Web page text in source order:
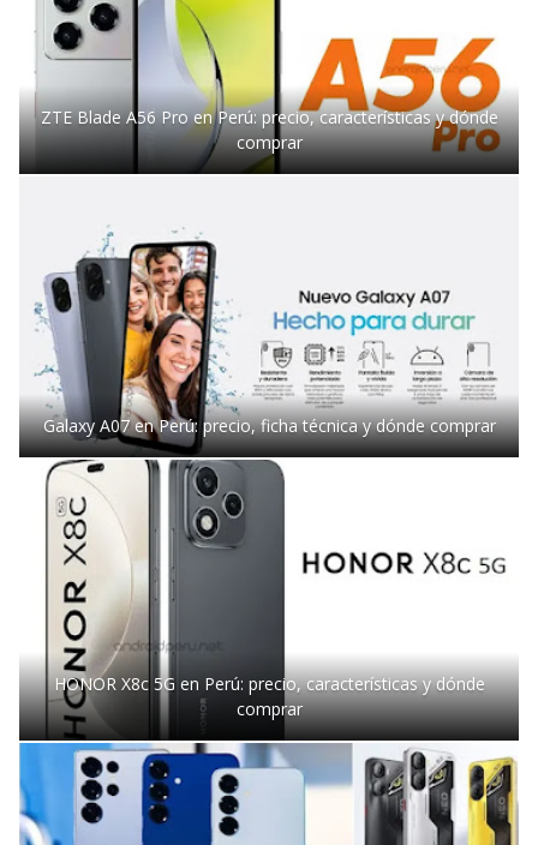
ZTE Blade A56 Pro en Perú: precio, características y dónde
comprar
Galaxy A07 en Perú: precio, ficha técnica y dónde comprar
HONOR X8c 5G en Perú: precio, características y dónde
comprar